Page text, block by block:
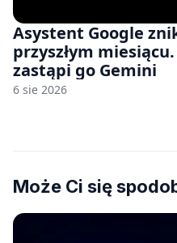
Asystent Google
przyszłym
zastąpi go Gemini
6 sie 2026
Może Ci się